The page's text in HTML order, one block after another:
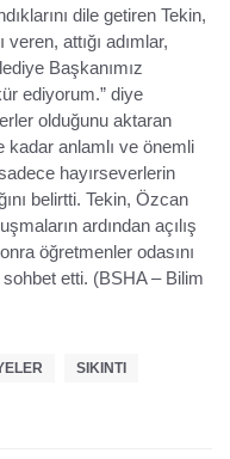
dile getiren Tekin,
attığı adımlar,
Başkanımız
ediyorum.” diye
olduğunu aktaran
kadar anlamlı ve önemli
hayırseverlerin
belirtti. Tekin, Özcan
ardından açılış
öğretmenler odasını
etti. (BSHA – Bilim
SIKINTI